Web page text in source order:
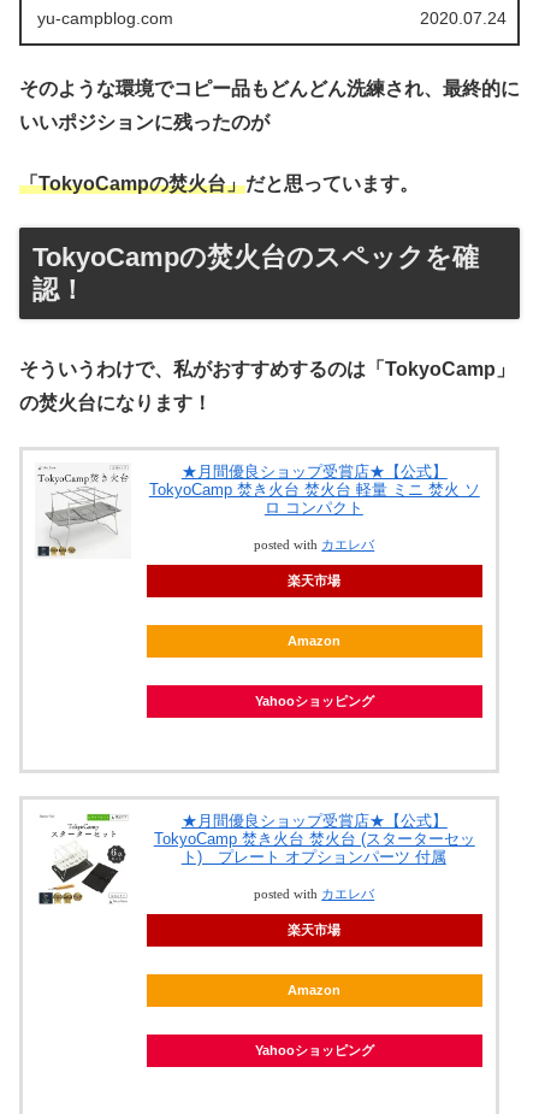
い！です！その使い方についても解説します！
yu-campblog.com 2020.07.24
そのような環境でコピー品もどんどん洗練され、最終的に
いいポジションに残ったのが
「TokyoCampの焚火台」だと思っています。
TokyoCampの焚火台のスペックを確
認！
そういうわけで、私がおすすめするのは「TokyoCamp」
の焚火台になります！
★月間優良ショップ受賞店★【公式】
TokyoCamp 焚き火台 焚火台 軽量 ミニ 焚火 ソ
ロ コンパクト
posted with カエレバ
楽天市場
Amazon
Yahooショッピング
★月間優良ショップ受賞店★【公式】
TokyoCamp 焚き火台 焚火台 (スターターセッ
ト) プレート オプションパーツ 付属
posted with カエレバ
楽天市場
Amazon
Yahooショッピング